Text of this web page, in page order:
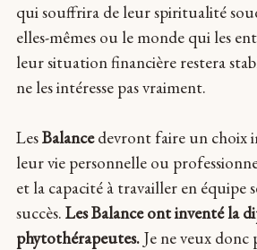
qui souffrira de leur spiritualité
elles-mêmes ou le monde qui les
leur situation financière restera
ne les intéresse pas vraiment.
LesBalancedevront faire un choix
leur vie personnelle ou
et la capacité à travailler en équipe
succès. Les Balance ont inventé la
phytothérapeutes. Je ne veux donc